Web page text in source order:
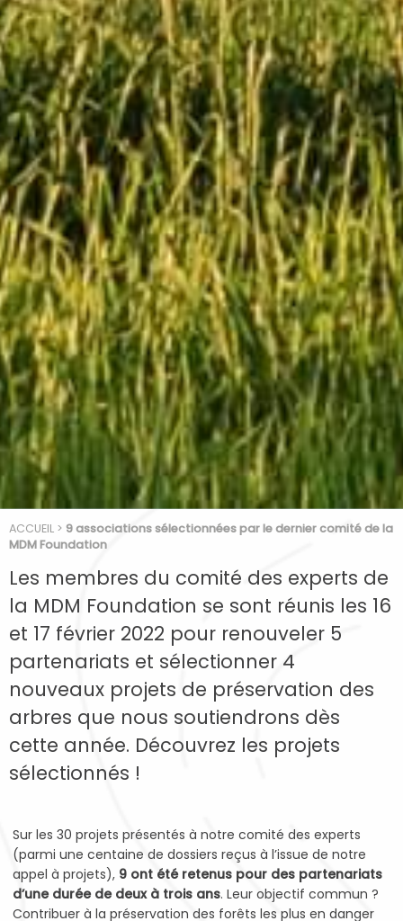
ACCUEIL > 9 associations sélectionnées par le dernier comité de la
MDM Foundation
Les membres du comité des experts de
la MDM Foundation se sont réunis les 16
et 17 février 2022 pour renouveler 5
partenariats et sélectionner 4
nouveaux projets de préservation des
arbres que nous soutiendrons dès
cette année. Découvrez les projets
sélectionnés !
Sur les 30 projets présentés à notre comité des experts
(parmi une centaine de dossiers reçus à l’issue de notre
appel à projets), 9 ont été retenus pour des partenariats
d’une durée de deux à trois ans. Leur objectif commun ?
Contribuer à la préservation des forêts les plus en danger